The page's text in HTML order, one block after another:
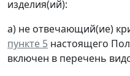
изделия(ий):
а) не отвечающий(ие)
пункте 5 настоящего
включен в перечень